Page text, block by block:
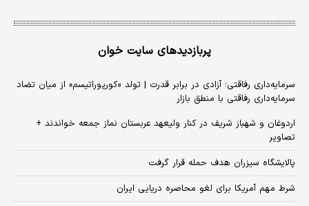
پربازدیدهای سایت خوان
سرمایه‌داری رفاقتی؛ آزادی در برابر قدرت | تولد «کورپوراتیسم» از میان تضاد
سرمایه‌داری رفاقتی با منطق بازار
اردوغان و شهباز شریف در کنار ولیعهد عربستان نماز جمعه خواندند +
تصاویر
پالایشگاه سیزران هدف حمله قرار گرفت
شرط مهم آمریکا برای لغو محاصره دریایی ایران